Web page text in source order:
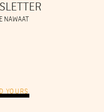
NAWAAT
YOURS